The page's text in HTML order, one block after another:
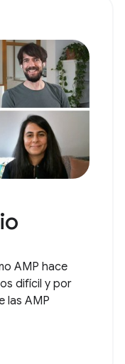
AMP hace
difícil y por
las AMP